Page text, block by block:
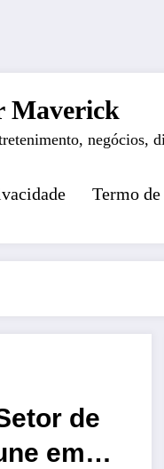
Maverick
negócios,
Termo
de
em